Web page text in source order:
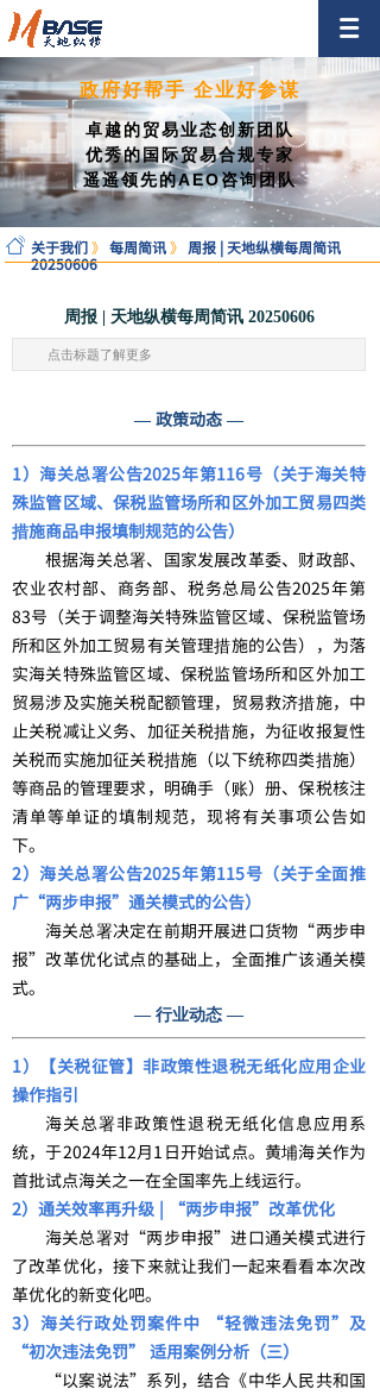
政府好帮手 企业好参谋
卓越的贸易业态创新团队
优秀的国际贸易合规专家
遥遥领先的AEO咨询团队
关于我们》 每周简讯》 周报 | 天地纵横每周简讯
20250606
周报 | 天地纵横每周简讯 20250606
点击标题了解更多
— 政策动态 —
1）海关总署公告2025年第116号（关于海关特
殊监管区域、保税监管场所和区外加工贸易四类
措施商品申报填制规范的公告）
根据海关总署、国家发展改革委、财政部、
农业农村部、商务部、税务总局公告2025年第
83号（关于调整海关特殊监管区域、保税监管场
所和区外加工贸易有关管理措施的公告），为落
实海关特殊监管区域、保税监管场所和区外加工
贸易涉及实施关税配额管理，贸易救济措施，中
止关税减让义务、加征关税措施，为征收报复性
关税而实施加征关税措施（以下统称四类措施）
等商品的管理要求，明确手（账）册、保税核注
清单等单证的填制规范，现将有关事项公告如
下。
2）海关总署公告2025年第115号（关于全面推
广“两步申报”通关模式的公告）
海关总署决定在前期开展进口货物“两步申
报”改革优化试点的基础上，全面推广该通关模
式。
— 行业动态 —
1）【关税征管】非政策性退税无纸化应用企业
操作指引
海关总署非政策性退税无纸化信息应用系
统，于2024年12月1日开始试点。黄埔海关作为
首批试点海关之一在全国率先上线运行。
2）通关效率再升级 | “两步申报”改革优化
海关总署对“两步申报”进口通关模式进行
了改革优化，接下来就让我们一起来看看本次改
革优化的新变化吧。
3）海关行政处罚案件中 “轻微违法免罚”及
“初次违法免罚” 适用案例分析（三）
“以案说法”系列，结合《中华人民共和国